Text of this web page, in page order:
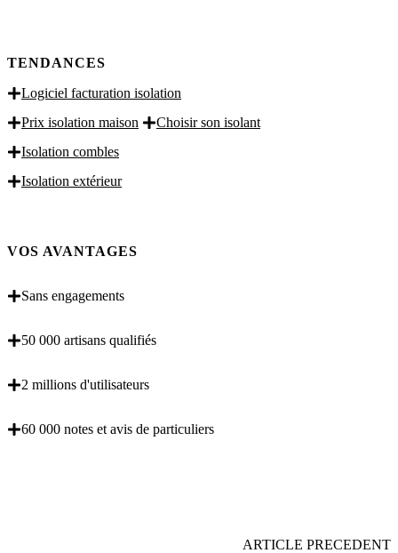
TENDANCES
Logiciel facturation isolation
Prix isolation maison
Choisir son isolant
Isolation combles
Isolation extérieur
VOS AVANTAGES
Sans engagements
50 000 artisans qualifiés
2 millions d'utilisateurs
60 000 notes et avis de particuliers
ARTICLE PRECEDENT